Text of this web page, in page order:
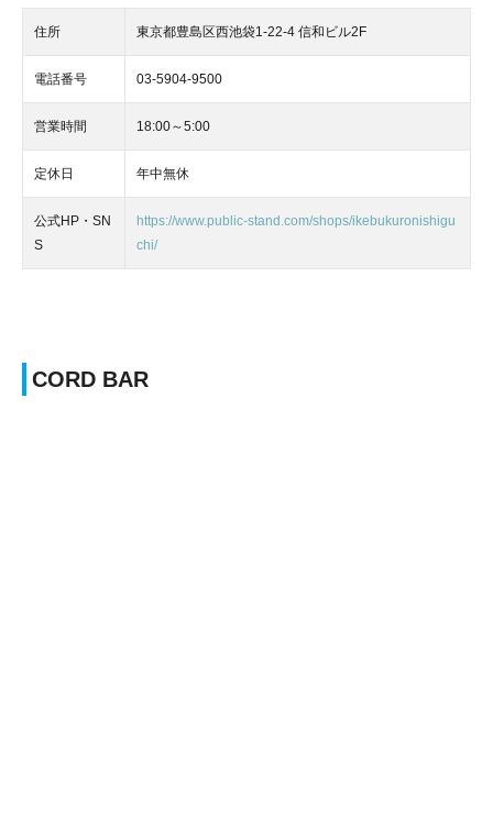
住所 東京都豊島区西池袋1-22-4 信和ビル2F
電話番号 03-5904-9500
営業時間 18:00～5:00
定休日 年中無休
公式HP・SN
S
https://www.public-stand.com/shops/ikebukuronishigu
chi/
CORD BAR